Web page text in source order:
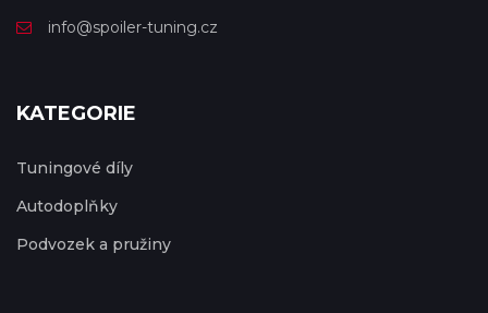
info@spoiler-tuning.cz
KATEGORIE
Tuningové díly
Autodoplňky
Podvozek a pružiny